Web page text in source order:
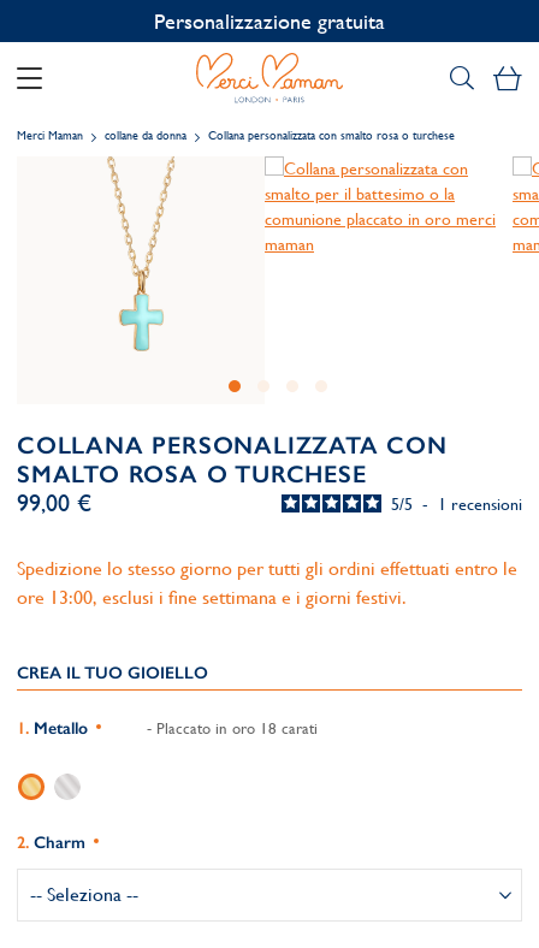
Personalizzazione gratuita
Il
Merci Maman collane da donna Collana personalizzata con smalto rosa o turchese
COLLANA PERSONALIZZATA CON
SMALTO ROSA O TURCHESE
5/5 - 1 recensioni
99,00 €
Spedizione lo stesso giorno per tutti gli ordini effettuati entro le
ore 13:00, esclusi i fine settimana e i giorni festivi.
CREA IL TUO GIOIELLO
Metallo - Placcato in oro 18 carati
Charm